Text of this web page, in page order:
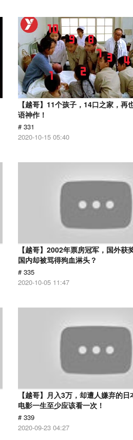
【越哥】11个孩子，14口之家，再
语神作！
# 331
2020-10-15 05:40
【越哥】2002年票房冠军，国外获
国内却被骂得狗血淋头？
# 335
2020-10-05 11:47
【越哥】月入3万，却遭人嫌弃的
电影一生至少应该看一次！
# 339
2020-09-23 04:27